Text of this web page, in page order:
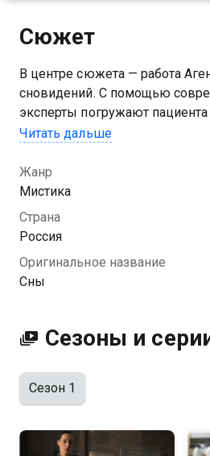
Сюжет
В центре сюжета — работа
сновидений. С помощью
эксперты погружают
ведут по лабиринтам сна,
Посмотреть онлайн 1 сезон
совершенно бесплатно в
Казахтелеком
Читать дальше
Жанр
Мистика
Страна
Россия
Оригинальное название
Сны
Сезоны и
Сезон 1